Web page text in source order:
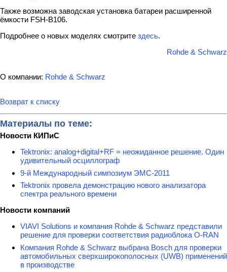
Также возможна заводская установка батареи расширенной
ёмкости FSH-B106.
Подробнее о новых моделях смотрите здесь.
Rohde & Schwarz
О компании: Rohde & Schwarz
Возврат к списку
Материалы по теме:
Новости КИПиС
Tektronix: analog+digital+RF = неожиданное решение. Один
удивительный осциллограф
9-й Международный симпозиум ЭМС-2011
Tektronix провела демонстрацию нового анализатора
спектра реального времени
Новости компаний
VIAVI Solutions и компания Rohde & Schwarz представили
решение для проверки соответствия радиоблока O-RAN
Компания Rohde & Schwarz выбрана Bosch для проверки
автомобильных сверхширокополосных (UWB) применений
в производстве